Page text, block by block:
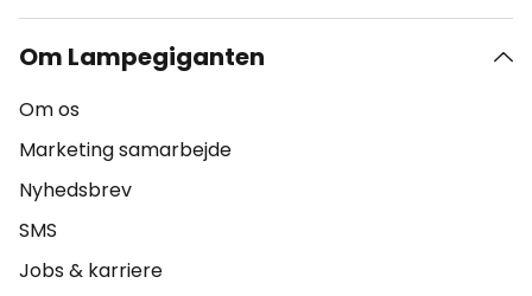
Om Lampegiganten
Om os
Marketing samarbejde
Nyhedsbrev
SMS
Jobs & karriere